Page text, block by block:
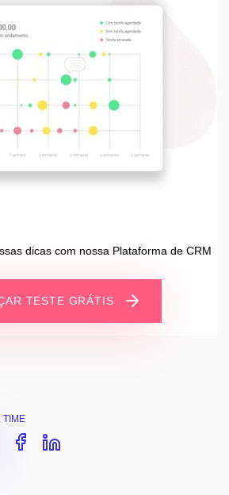
dicas com nossa Plataforma de CRM
TESTE GRÁTIS
TIME